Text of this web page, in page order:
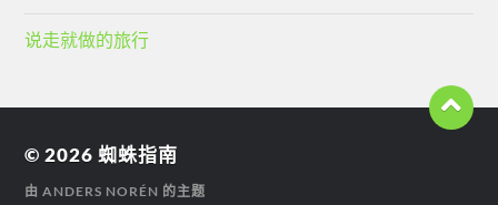
说走就做的旅行
© 2026蜘蛛指南
由ANDERS NORÉN 的主题